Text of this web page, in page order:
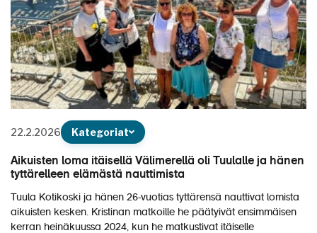
22.2.2026 Kategoriat
Aikuisten loma itäisellä Välimerellä oli Tuulalle ja hänen
tyttärelleen elämästä nauttimista
Tuula Kotikoski ja hänen 26-vuotias tyttärensä nauttivat lomista
aikuisten kesken. Kristinan matkoille he päätyivät ensimmäisen
kerran heinäkuussa 2024, kun he matkustivat itäiselle